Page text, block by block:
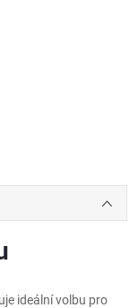
ideální volbu pro